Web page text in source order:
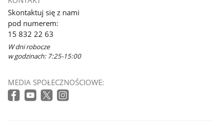
Skontaktuj się z nami
pod numerem:
15 832 22 63
W dni robocze
w godzinach: 7:25-15:00
MEDIA SPOŁECZNOŚCIOWE: